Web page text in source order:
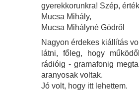
gyerekkorunkra! Szép,
Mucsa Mihály,
Mucsa Mihályné Gödről
Nagyon érdekes kiállítás
látni, főleg, hogy
rádióig - gramafonig
aranyosak voltak.
Jó volt, hogy itt lehettem.